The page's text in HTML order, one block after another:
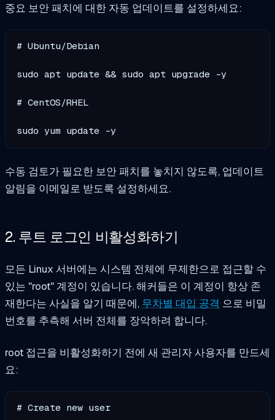
중요 보안 패치에 대한 자동 업데이트를 설정하세요:
# Ubuntu/Debian
sudo apt update && sudo apt upgrade -y
# CentOS/RHEL
sudo yum update -y
수동 검토가 필요한 보안 패치를 놓치지 않도록, 업데이트
알림을 이메일로 받도록 설정하세요.
2. 루트 로그인 비활성화하기
모든 Linux 서버에는 시스템 전체에 무제한으로 접근할 수
있는 "root" 계정이 있습니다. 해커들은 이 계정이 항상 존
재한다는 사실을 알기 때문에, 무차별 대입 공격 으로 비밀
번호를 추측해 서버 전체를 장악하려 합니다.
root 접근을 비활성화하기 전에 새 관리자 사용자를 만드세
요:
# Create new user